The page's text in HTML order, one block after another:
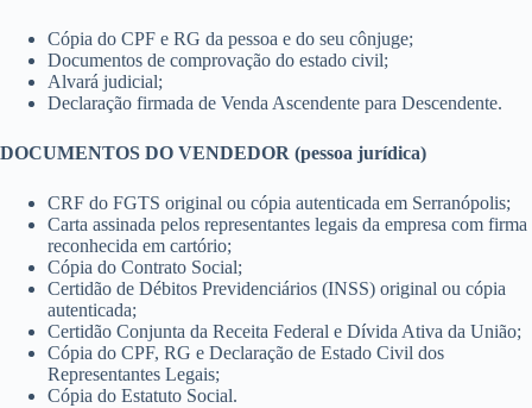
Cópia do CPF e RG da pessoa e do seu cônjuge;
Documentos de comprovação do estado civil;
Alvará judicial;
Declaração firmada de Venda Ascendente para Descendente.
DOCUMENTOS DO VENDEDOR (pessoa jurídica)
CRF do FGTS original ou cópia autenticada em Serranópolis;
Carta assinada pelos representantes legais da empresa com firma
reconhecida em cartório;
Cópia do Contrato Social;
Certidão de Débitos Previdenciários (INSS) original ou cópia
autenticada;
Certidão Conjunta da Receita Federal e Dívida Ativa da União;
Cópia do CPF, RG e Declaração de Estado Civil dos
Representantes Legais;
Cópia do Estatuto Social.